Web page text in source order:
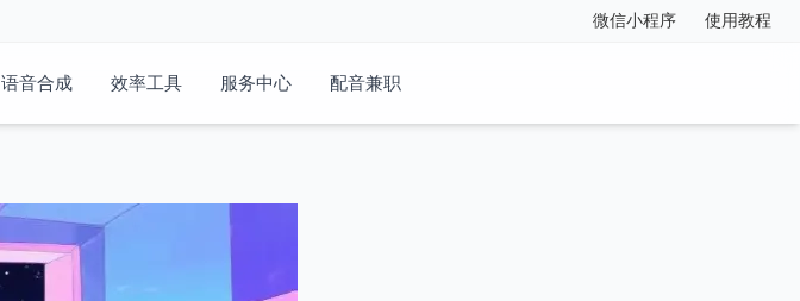
微信小程序 使用教程
语音合成 效率工具 服务中心 配音兼职